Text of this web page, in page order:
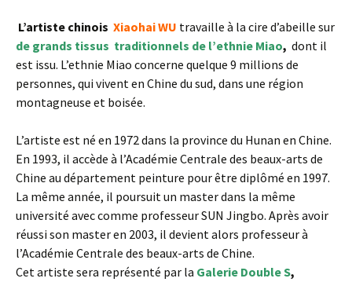
L’artiste chinois Xiaohai WU travaille à la cire d’abeille sur
de grands tissus traditionnels de l’ethnie Miao, dont il
est issu. L’ethnie Miao concerne quelque 9 millions de
personnes, qui vivent en Chine du sud, dans une région
montagneuse et boisée.
L’artiste est né en 1972 dans la province du Hunan en Chine.
En 1993, il accède à l’Académie Centrale des beaux-arts de
Chine au département peinture pour être diplômé en 1997.
La même année, il poursuit un master dans la même
université avec comme professeur SUN Jingbo. Après avoir
réussi son master en 2003, il devient alors professeur à
l’Académie Centrale des beaux-arts de Chine.
Cet artiste sera représenté par la Galerie Double S,